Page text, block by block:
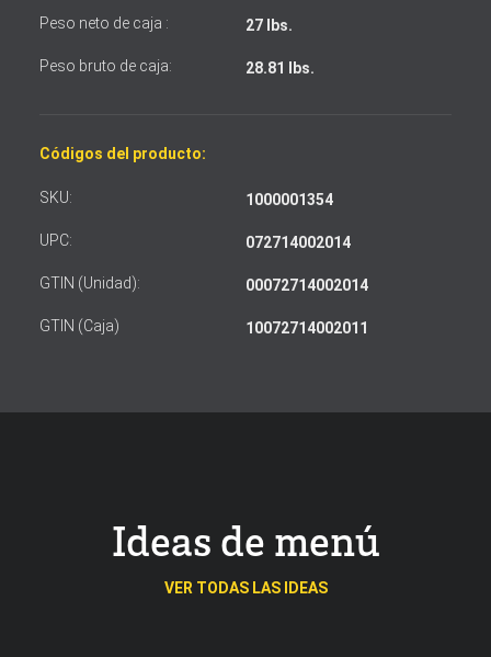
Peso neto de caja : 27 lbs.
Peso bruto de caja: 28.81 lbs.
Códigos del producto:
SKU: 1000001354
UPC: 072714002014
GTIN (Unidad): 00072714002014
GTIN (Caja) 10072714002011
Ideas de menú
VER TODAS LAS IDEAS